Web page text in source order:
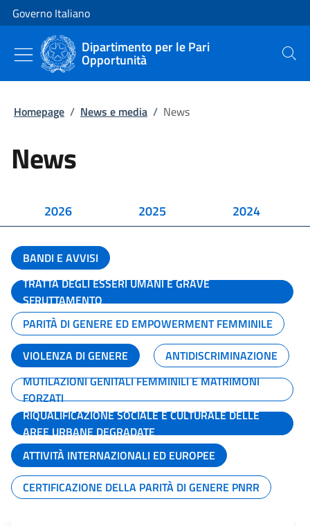
Vai al contenuto
Vai alla navigazione del sito
Governo Italiano
Dipartimento per le Pari
Opportunità Cerca
Homepage / News e media / News
News
2026 2025 2024
BANDI E AVVISI
TRATTA DEGLI ESSERI UMANI E GRAVE
SFRUTTAMENTO
PARITÀ DI GENERE ED EMPOWERMENT FEMMINILE
VIOLENZA DI GENERE
ANTIDISCRIMINAZIONE
MUTILAZIONI GENITALI FEMMINILI E MATRIMONI
FORZATI
RIQUALIFICAZIONE SOCIALE E CULTURALE DELLE
AREE URBANE DEGRADATE
ATTIVITÀ INTERNAZIONALI ED EUROPEE
CERTIFICAZIONE DELLA PARITÀ DI GENERE PNRR